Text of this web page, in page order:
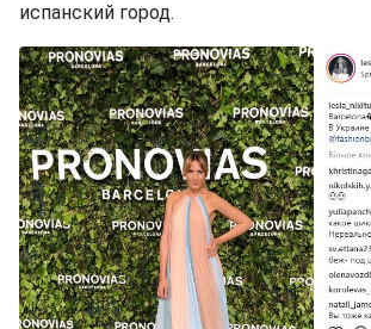
испанский город.